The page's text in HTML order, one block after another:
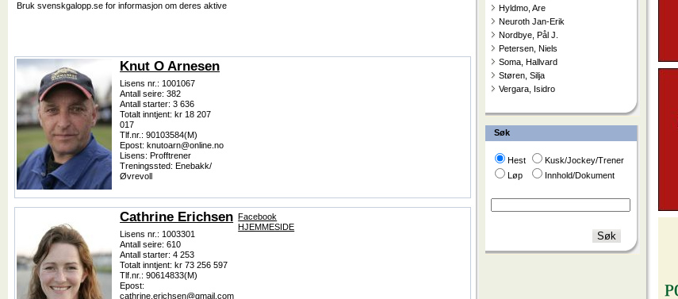
Hyldmo, Are
Neuroth Jan-Erik
Nordbye, Pål J.
Petersen, Niels
Soma, Hallvard
Støren, Silja
Vergara, Isidro
Søk
Hest
Kusk/Jockey/Trener
Løp
Innhold/Dokument
Bruk svenskgalopp.se for informasjon om deres aktive
Knut O Arnesen
Lisens nr.: 1001067
Antall seire: 382
Antall starter: 3 636
Totalt inntjent: kr 18 207
017
Tlf.nr.: 90103584(M)
Epost: knutoarn@online.no
Lisens: Profftrener
Treningssted: Enebakk/
Øvrevoll
Cathrine Erichsen
Lisens nr.: 1003301
Antall seire: 610
Antall starter: 4 253
Totalt inntjent: kr 73 256 597
Tlf.nr.: 90614833(M)
Epost:
cathrine.erichsen@gmail.com
Facebook
HJEMMESIDE